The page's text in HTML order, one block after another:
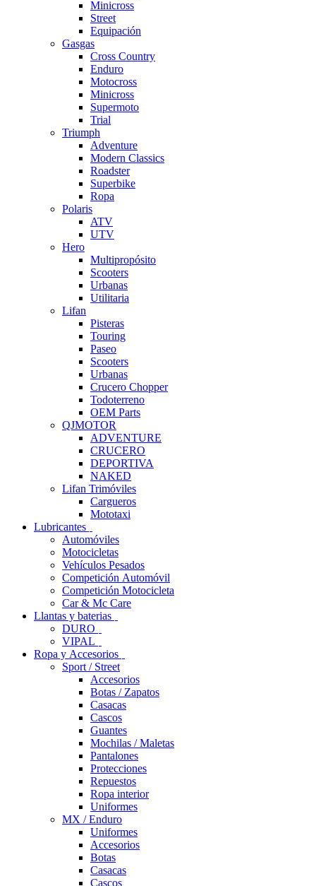
Minicross
Street
Equipación
Gasgas
Cross Country
Enduro
Motocross
Minicross
Supermoto
Trial
Triumph
Adventure
Modern Classics
Roadster
Superbike
Ropa
Polaris
ATV
UTV
Hero
Multipropósito
Scooters
Urbanas
Utilitaria
Lifan
Pisteras
Touring
Paseo
Scooters
Urbanas
Crucero Chopper
Todoterreno
OEM Parts
QJMOTOR
ADVENTURE
CRUCERO
DEPORTIVA
NAKED
Lifan Trimóviles
Cargueros
Mototaxi
Lubricantes
Automóviles
Motocicletas
Vehículos Pesados
Competición Automóvil
Competición Motocicleta
Car & Mc Care
Llantas y baterias
DURO
VIPAL
Ropa y Accesorios
Sport / Street
Accesorios
Botas / Zapatos
Casacas
Cascos
Guantes
Mochilas / Maletas
Pantalones
Protecciones
Repuestos
Ropa interior
Uniformes
MX / Enduro
Uniformes
Accesorios
Botas
Casacas
Cascos